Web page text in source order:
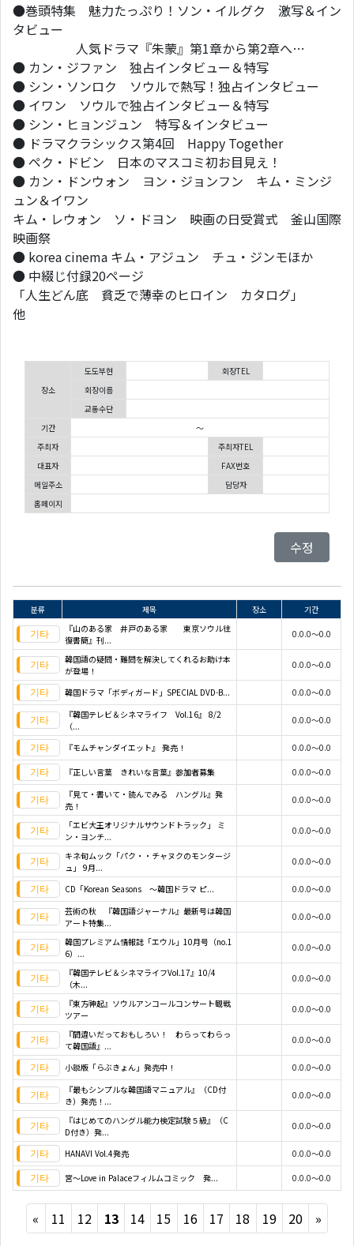
●巻頭特集 魅力たっぷり！ソン・イルグク 激写＆イン
タビュー
人気ドラマ『朱蒙』第1章から第2章へ…
● カン・ジファン 独占インタビュー＆特写
● シン・ソンロク ソウルで熱写！独占インタビュー
● イワン ソウルで独占インタビュー＆特写
● シン・ヒョンジュン 特写＆インタビュー
● ドラマクラシックス第4回 Happy Together
● ペク・ドビン 日本のマスコミ初お目見え！
● カン・ドンウォン ヨン・ジョンフン キム・ミンジ
ュン＆イワン
キム・レウォン ソ・ドヨン 映画の日受賞式 釜山国際
映画祭
● korea cinema キム・アジュン チュ・ジンモほか
● 中綴じ付録20ページ
「人生どん底 貧乏で薄幸のヒロイン カタログ」
他
장소
도도부현
회장TEL
회장이름
교통수단
기간
～
주최자
주최자TEL
대표자
FAX번호
메일주소
담당자
홈페이지
수정
분류 제목 장소
기간
『山のある家 井戸のある家 東京ソウル往
復書簡』刊...
0.0.0～0.0
韓国語の疑問・難問を解決してくれるお助け本
が登場！
0.0.0～0.0
韓国ドラマ「ボディガード」SPECIAL DVD-B...
0.0.0～0.0
『韓国テレビ＆シネマライフ Vol.16』 8/2
（...
0.0.0～0.0
『モムチャンダイエット』 発売！ 0.0.0～0.0
『正しい言葉 きれいな言葉』参加者募集
0.0.0～0.0
『見て・書いて・読んでみる ハングル』発
売！
0.0.0～0.0
「エビ大王オリジナルサウンドトラック」 ミ
ン・ヨンチ...
0.0.0～0.0
キネ旬ムック「パク・・チャヌクのモンタージ
ュ」 9月...
0.0.0～0.0
CD「Korean Seasons ～韓国ドラマ ピ...
0.0.0～0.0
芸術の秋 『韓国語ジャーナル』最新号は韓国
アート特集...
0.0.0～0.0
韓国プレミアム情報誌「エウル」10月号（no.1
6）...
0.0.0～0.0
『韓国テレビ＆シネマライフVol.17』10/4
（木...
0.0.0～0.0
『東方神起』ソウルアンコールコンサート観戦
ツアー
0.0.0～0.0
『間違いだっておもしろい！ わらってわらっ
て韓国語』...
0.0.0～0.0
小説版「らぶきょん」発売中！
0.0.0～0.0
『最もシンプルな韓国語マニュアル』（CD付
き）発売！...
0.0.0～0.0
『はじめてのハングル能力検定試験５級』（C
D付き）発...
0.0.0～0.0
HANAVI Vol.4発売 0.0.0～0.0
宮～Love in Palaceフィルムコミック 発... 0.0.0～0.0
« Previous
11 12 13 14 15 16 17 18 19 20 »Next